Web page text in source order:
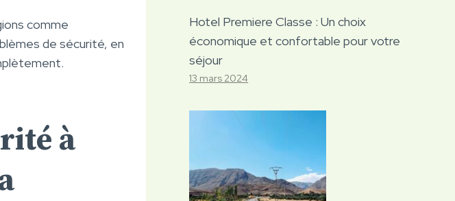
comme
de sécurité, en
à
Hotel Premiere Classe : Un choix
économique et confortable pour votre
séjour
13 mars 2024